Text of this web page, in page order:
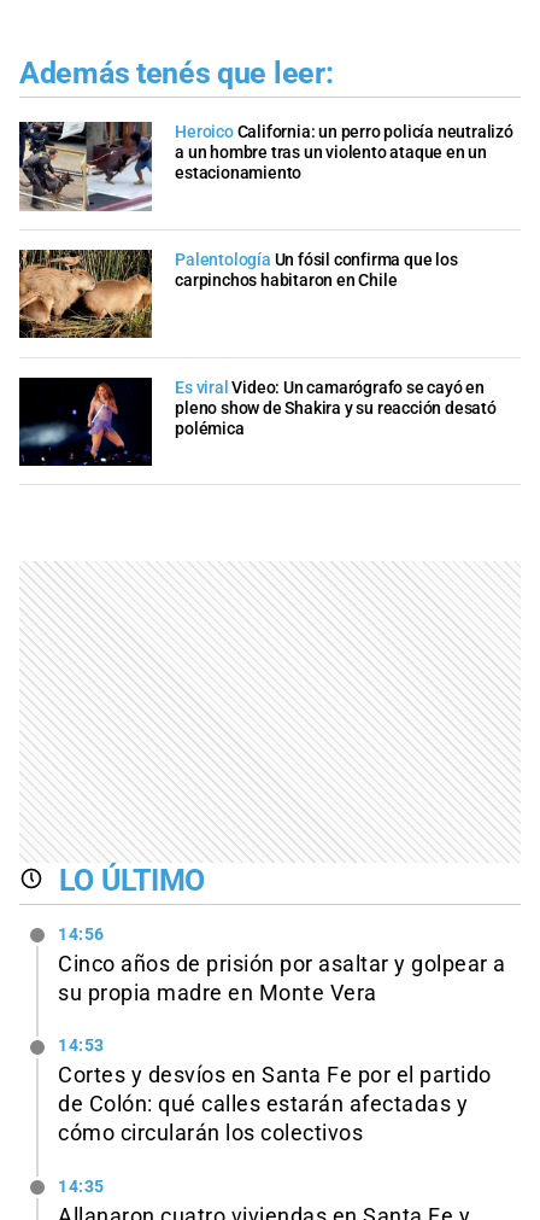
Además tenés que leer:
HeroicoCalifornia: un perro policía neutralizó
a un hombre tras un violento ataque en un
estacionamiento
Palentología Un fósil confirma que los
carpinchos habitaron en Chile
Es viral Video: Un camarógrafo se cayó en
pleno show de Shakira y su reacción desató
polémica
LO ÚLTIMO
14:56
Cinco años de prisión por asaltar y golpear a
su propia madre en Monte Vera
14:53
Cortes y desvíos en Santa Fe por el partido
de Colón: qué calles estarán afectadas y
cómo circularán los colectivos
14:35